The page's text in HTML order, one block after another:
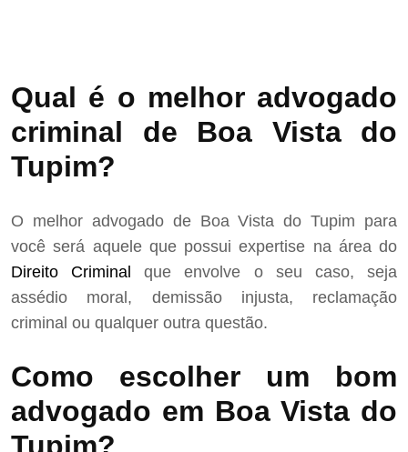
Qual é o melhor advogado
criminal de Boa Vista do
Tupim?
O melhor advogado de Boa Vista do Tupim para
você será aquele que possui expertise na área do
Direito Criminal que envolve o seu caso, seja
assédio moral, demissão injusta, reclamação
criminal ou qualquer outra questão.
Como escolher um bom
advogado em Boa Vista do